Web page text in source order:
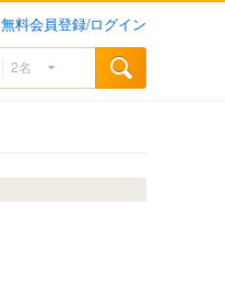
無料会員登録/ログイン